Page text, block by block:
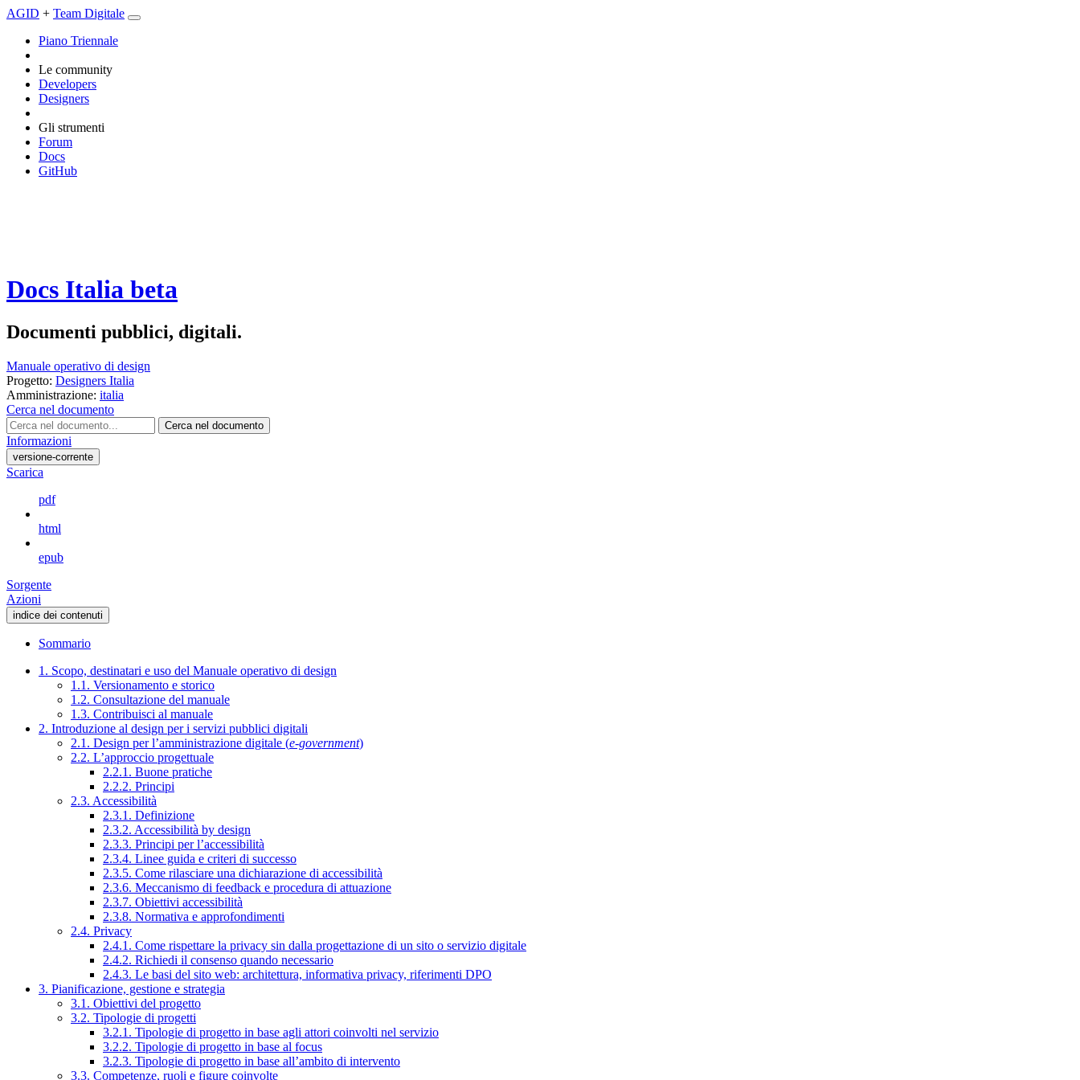
AGID + Team Digitale
Piano Triennale
Le community
Developers
Designers
Gli strumenti
Forum
Docs
GitHub
Docs Italia beta
Documenti pubblici, digitali.
Manuale operativo di design
Progetto: Designers Italia
Amministrazione: italia
Cerca nel documento
Cerca nel documento
Informazioni
versione-corrente
Scarica
pdf
html
epub
Sorgente
Azioni
indice dei contenuti
Sommario
1. Scopo, destinatari e uso del Manuale operativo di design
1.1. Versionamento e storico
1.2. Consultazione del manuale
1.3. Contribuisci al manuale
2. Introduzione al design per i servizi pubblici digitali
2.1. Design per l’amministrazione digitale (e-government)
2.2. L’approccio progettuale
2.2.1. Buone pratiche
2.2.2. Principi
2.3. Accessibilità
2.3.1. Definizione
2.3.2. Accessibilità by design
2.3.3. Principi per l’accessibilità
2.3.4. Linee guida e criteri di successo
2.3.5. Come rilasciare una dichiarazione di accessibilità
2.3.6. Meccanismo di feedback e procedura di attuazione
2.3.7. Obiettivi accessibilità
2.3.8. Normativa e approfondimenti
2.4. Privacy
2.4.1. Come rispettare la privacy sin dalla progettazione di un sito o servizio digitale
2.4.2. Richiedi il consenso quando necessario
2.4.3. Le basi del sito web: architettura, informativa privacy, riferimenti DPO
3. Pianificazione, gestione e strategia
3.1. Obiettivi del progetto
3.2. Tipologie di progetti
3.2.1. Tipologie di progetto in base agli attori coinvolti nel servizio
3.2.2. Tipologie di progetto in base al focus
3.2.3. Tipologie di progetto in base all’ambito di intervento
3.3. Competenze, ruoli e figure coinvolte